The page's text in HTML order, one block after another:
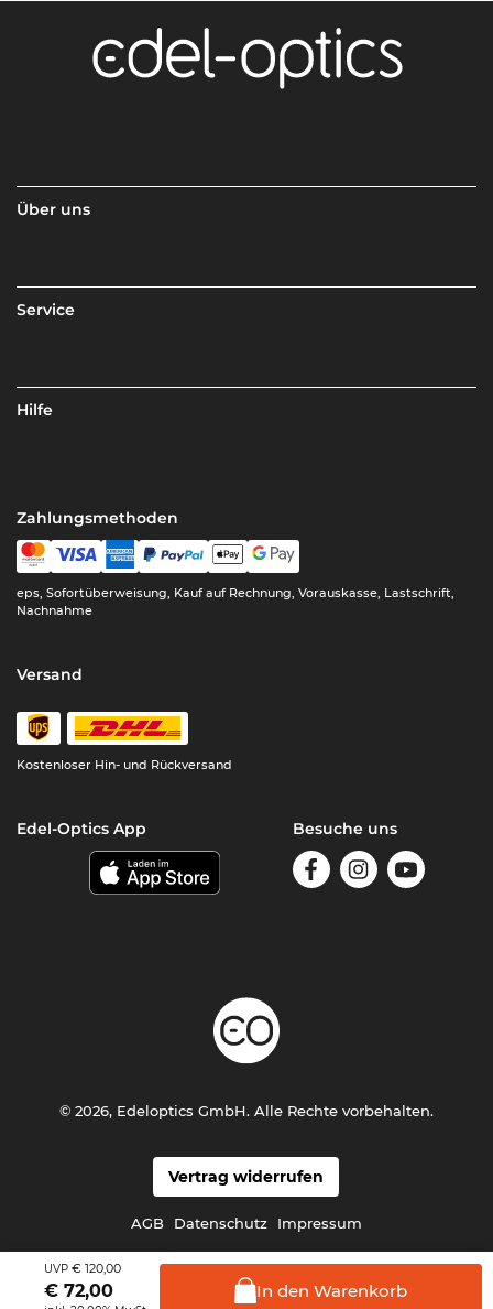
UVP € 120,00
€ 72,00 In den Warenkorb
Über uns
Service
Hilfe
Zahlungsmethoden
eps, Sofortüberweisung, Kauf auf Rechnung, Vorauskasse, Lastschrift,
Nachnahme
Versand
Kostenloser Hin- und Rückversand
Edel-Optics App Besuche uns
Vertrag widerrufen
AGB Datenschutz Impressum
© 2026, Edeloptics GmbH. Alle Rechte vorbehalten.